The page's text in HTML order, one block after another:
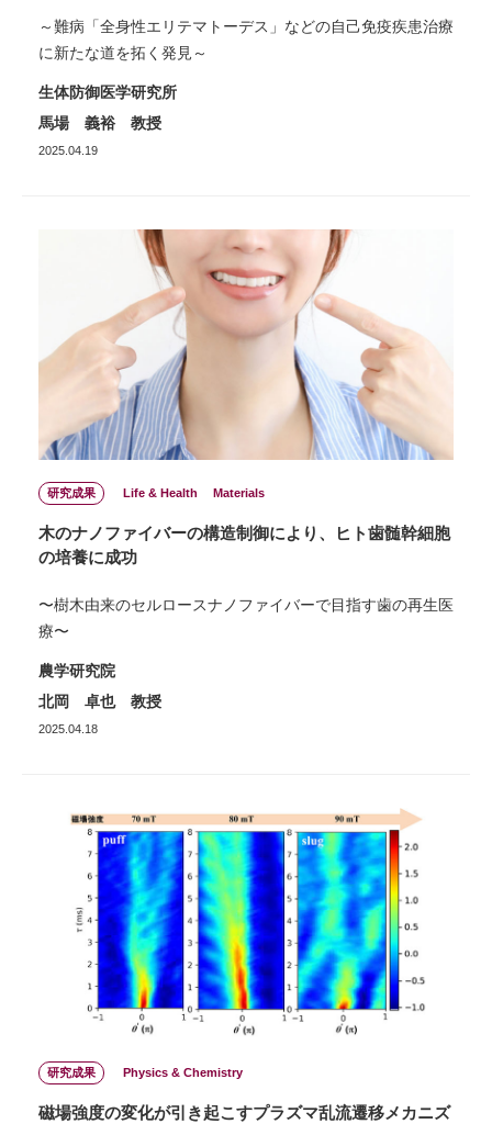
～難病「全身性エリテマトーデス」などの自己免疫疾患治療
に新たな道を拓く発見～
生体防御医学研究所
馬場 義裕 教授
2025.04.19
研究成果 Life & Health Materials
木のナノファイバーの構造制御により、ヒト歯髄幹細胞
の培養に成功
〜樹木由来のセルロースナノファイバーで目指す歯の再生医
療〜
農学研究院
北岡 卓也 教授
2025.04.18
研究成果 Physics & Chemistry
磁場強度の変化が引き起こすプラズマ乱流遷移メカニズ